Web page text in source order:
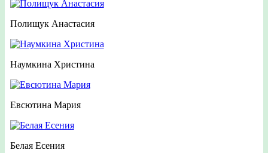
Полищук Анастасия
Наумкина Христина
Евсютина Мария
Белая Есения